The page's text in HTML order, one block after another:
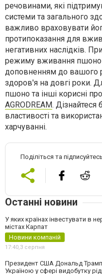
речовинами, які
системи та загального
важливо враховувати
протипоказання для
негативних наслідків.
режиму вживання пшоно
доповненням до вашого
здоров'я на довгі роки.
пшоно та інші корисні
AGRODREAM. Дізнайтеся
властивості та
харчуванні.
Поділіться та
Останні новини
У яких країнах інвестувати в
містах Карпат
Новини компаній
17:40,3 серпня
Президент США Дональд Трамп
Україною у сфері видобутку